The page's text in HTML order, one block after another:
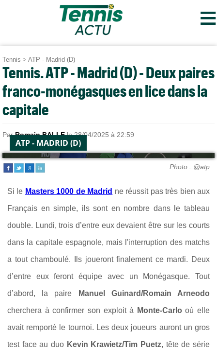
≡
Tennis > ATP - Madrid (D)
Tennis. ATP - Madrid (D) - Deux paires
franco-monégasques en lice dans la
capitale
ParRomain BALLEle 28/04/2025 à 22:59
ATP - MADRID (D)
Photo : @atp
Si le Masters 1000 de Madrid ne réussit pas très bien aux
Français en simple, ils sont en nombre dans le tableau
double. Lundi, trois d’entre eux devaient être sur les courts
dans la capitale espagnole, mais l'interruption des matchs
a tout chamboulé. Ils joueront finalement ce mardi. Deux
d’entre eux feront équipe avec un Monégasque. Tout
d’abord, la paire Manuel Guinard/Romain Arneodo
cherchera à confirmer son exploit à Monte-Carlo où elle
avait remporté le tournoi. Les deux joueurs auront un gros
test face au duo Kevin Krawietz/Tim Puetz, tête de série